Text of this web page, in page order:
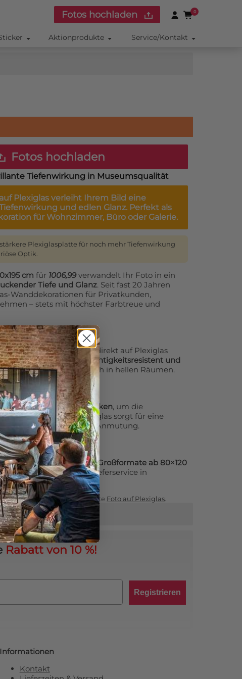
Fotos hochladen 0
Aktionprodukte Service/Kontakt
Fotos hochladen
Tiefenwirkung in Museumsqualität
Plexiglas verleiht Ihrem Bild eine
und edlen Glanz. Perfekt als
für Wohnzimmer, Büro oder Galerie.
Plexiglasplatte für noch mehr Tiefenwirkung
Optik.
cm für 1006,99verwandelt Ihr Foto in ein
Tiefe und Glanz. Seit fast 20 Jahren
Wanddekorationen für Privatkunden,
– stets mit höchster Farbtreue und
UV-Technologie direkt auf Plexiglas
FotoUV-beständig, feuchtigkeitsresistent und
langjährige Nutzung, auch in hellen Räumen.
Plexiglasstärken, um die
erzielen. Stärkeres Plexiglas sorgt für eine
und eine edle Galerie-Anmutung.
200×300 cm an. AuchGroßformate ab 80×120
unseren eigenen Lieferservice in
zugestellt.
auf unserer Übersichtsseite Foto auf Plexiglas
Rabatt von 10 %!
Registrieren
Informationen
Kontakt